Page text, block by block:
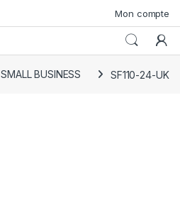
Mon compte
SMALL BUSINESS SF110-24-UK